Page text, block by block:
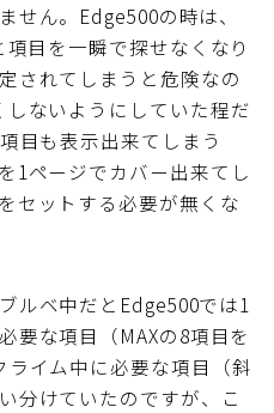
せん。Edge500の時は、
目を一瞬で探せなくなり
されてしまうと危険なの
ないようにしていた程だ
目も表示出来てしまう
1ページでカバー出来てし
セットする必要が無くな
ルベ中だとEdge500では1
要な項目（MAXの8項目を
イム中に必要な項目（斜
分けていたのですが、こ